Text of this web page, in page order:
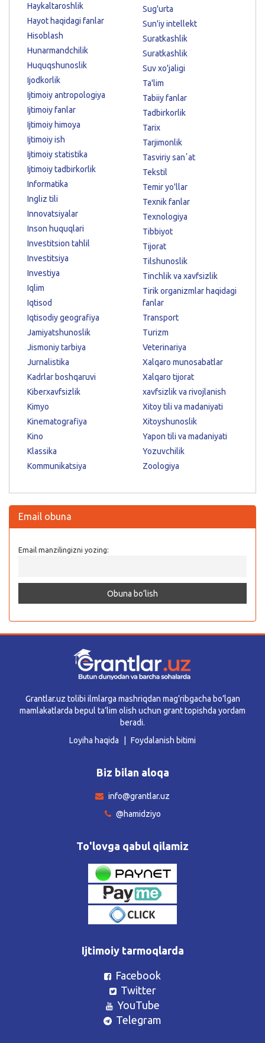
Haykaltaroshlik
Hayot haqidagi fanlar
Hisoblash
Hunarmandchilik
Huquqshunoslik
Ijodkorlik
Ijtimoiy antropologiya
Ijtimoiy fanlar
Ijtimoiy himoya
Ijtimoiy ish
Ijtimoiy statistika
Ijtimoiy tadbirkorlik
Informatika
Ingliz tili
Innovatsiyalar
Inson huquqlari
Investitsion tahlil
Investitsiya
Investiya
Iqlim
Iqtisod
Iqtisodiy geografiya
Jamiyatshunoslik
Jismoniy tarbiya
Jurnalistika
Kadrlar boshqaruvi
Kiberxavfsizlik
Kimyo
Kinematografiya
Kino
Klassika
Kommunikatsiya
Sug'urta
Sun'iy intellekt
Suratkashlik
Suratkashlik
Suv xo'jaligi
Ta'lim
Tabiiy fanlar
Tadbirkorlik
Tarix
Tarjimonlik
Tasviriy sanʼat
Tekstil
Temir yo'llar
Texnik fanlar
Texnologiya
Tibbiyot
Tijorat
Tilshunoslik
Tinchlik va xavfsizlik
Tirik organizmlar haqidagi
fanlar
Transport
Turizm
Veterinariya
Xalqaro munosabatlar
Xalqaro tijorat
xavfsizlik va rivojlanish
Xitoy tili va madaniyati
Xitoyshunoslik
Yapon tili va madaniyati
Yozuvchilik
Zoologiya
Email obuna
Email manzilingizni yozing:
Grantlar.uz tolibi ilmlarga mashriqdan mag’ribgacha bo’lgan
mamlakatlarda bepul ta’lim olish uchun grant topishda yordam
beradi.
Loyiha haqida
Foydalanish bitimi
Biz bilan aloqa
info@grantlar.uz
@hamidziyo
To'lovga qabul qilamiz
Ijtimoiy tarmoqlarda
Facebook
Twitter
YouTube
Telegram